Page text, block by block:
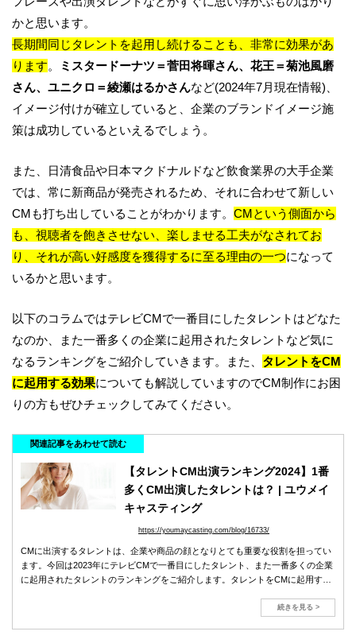
かと思います。
長期間同じタレントを起用し続けることも、非常に効果があ
ります。
ミスタードーナツ＝菅田将暉さん、花王＝菊池風磨
さん、ユニクロ＝綾瀬はるかさんなど(2024年7月現在情報)、
イメージ付けが確立していると、企業のブランドイメージ施
策は成功しているといえるでしょう。
また、日清食品や日本マクドナルドなど飲食業界の大手企業
では、常に新商品が発売されるため、それに合わせて新しい
CMも打ち出していることがわかります。 CMという側面から
も、視聴者を飽きさせない、楽しませる工夫がなされてお
り、それが高い好感度を獲得するに至る理由の一つになって
いるかと思います。
以下のコラムではテレビCMで一番目にしたタレントはどなた
なのか、また一番多くの企業に起用されたタレントなど気に
なるランキングをご紹介していきます。また、 タレントをCM
に起用する効果についても解説していますのでCM制作にお困
りの方もぜひチェックしてみてください。
関連記事をあわせて読む
【タレントCM出演ランキング2024】1番
多くCM出演したタレントは？ | ユウメイ
キャスティング
https://youmaycasting.com/blog/16733/
CMに出演するタレントは、企業や商品の顔となりとても重要な役割を担ってい
ます。今回は2023年にテレビCMで一番目にしたタレント、また一番多くの企業
に起用されたタレントのランキングをご紹介します。タレントをCMに起用する
続きを見る >